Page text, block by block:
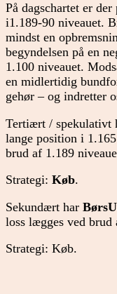
På dagschartet er
i1.189-90 niveauet.
mindst en
begyndelsen på en
1.100 niveauet.
en midlertidig
gehør – og indretter
Tertiært / spekulativt
lange position i
brud af 1.189
Strategi: Køb.
Sekundært har
loss lægges ved brud
Strategi: Køb.